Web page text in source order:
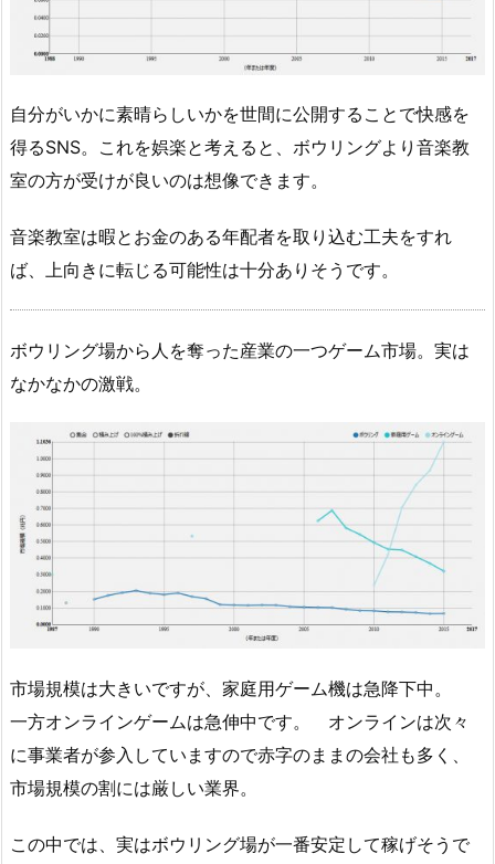
自分がいかに素晴らしいかを世間に公開することで快感を
得るSNS。これを娯楽と考えると、ボウリングより音楽教
室の方が受けが良いのは想像できます。
音楽教室は暇とお金のある年配者を取り込む工夫をすれ
ば、上向きに転じる可能性は十分ありそうです。
ボウリング場から人を奪った産業の一つゲーム市場。実は
なかなかの激戦。
市場規模は大きいですが、家庭用ゲーム機は急降下中。
一方オンラインゲームは急伸中です。 オンラインは次々
に事業者が参入していますので赤字のままの会社も多く、
市場規模の割には厳しい業界。
この中では、実はボウリング場が一番安定して稼げそうで